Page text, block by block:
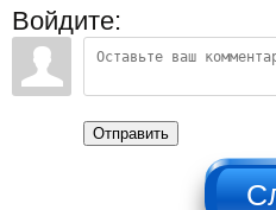
Войдите:
Отправить